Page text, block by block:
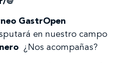
GastrOpen
en nuestro campo
¿Nos acompañas?